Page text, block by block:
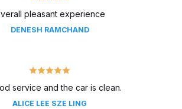
pleasant experience
DENESH RAMCHAND
service and the car is clean.
ALICE LEE SZE LING